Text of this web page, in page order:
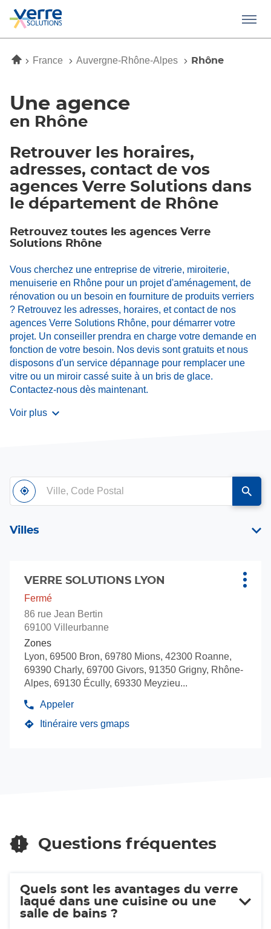
Menu
AccueilFrance Auvergne-Rhône-Alpes Rhône
Une agence
en Rhône
Retrouver les horaires,
adresses, contact de vos
agences Verre Solutions dans
le département de Rhône
Retrouvez toutes les agences Verre
Solutions Rhône
Vous cherchez une entreprise de vitrerie, miroiterie,
menuiserie en Rhône pour un projet d'aménagement, de
rénovation ou un besoin en fourniture de produits verriers
? Retrouvez les adresses, horaires, et contact de nos
agences Verre Solutions Rhône, pour démarrer votre
projet. Un conseiller prendra en charge votre demande en
fonction de votre besoin. Nos devis sont gratuits et nous
disposons d'un service dépannage pour remplacer une
vitre ou un miroir cassé suite à un bris de glace.
Contactez-nous dès maintenant.
Voir plus
À
proximité
,
trouver
point
Ville,
Code
Postal
un
point
vente
Villes
ENTRÉE
pour
obtenir
plus
amples
informations
Point
de
vente
:
VERRE SOLUTIONS LYON
Fermé
86 rue Jean Bertin
69100 Villeurbanne
Zones
Lyon, 69500 Bron, 69780 Mions, 42300 Roanne,
69390 Charly, 69700 Givors, 91350 Grigny, Rhône-
Alpes, 69130 Écully, 69330 Meyzieu...
Appeler
Afficher
le
numéro
Itinéraire vers gmaps
jusqu'au
Plus
Questions fréquentes
Quels sont les avantages du verre
laqué dans une cuisine ou une
salle de bains ?